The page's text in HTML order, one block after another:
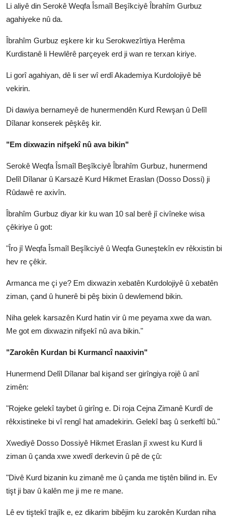
Li aliyê din Serokê Weqfa Îsmaîl Beşîkciyê Îbrahîm Gurbuz
agahiyeke nû da.
Îbrahîm Gurbuz eşkere kir ku Serokwezîrtiya Herêma
Kurdistanê li Hewlêrê parçeyek erd ji wan re terxan kiriye.
Li gorî agahiyan, dê li ser wî erdî Akademiya Kurdolojiyê bê
vekirin.
Di dawiya bernameyê de hunermendên Kurd Rewşan û Delîl
Dîlanar konserek pêşkêş kir.
"Em dixwazin nifşekî nû ava bikin"
Serokê Weqfa Îsmaîl Beşîkciyê Îbrahîm Gurbuz, hunermend
Delîl Dîlanar û Karsazê Kurd Hikmet Eraslan (Dosso Dossi) ji
Rûdawê re axivîn.
Îbrahîm Gurbuz diyar kir ku wan 10 sal berê jî civîneke wisa
çêkiriye û got:
"Îro jî Weqfa Îsmaîl Beşîkciyê û Weqfa Guneştekîn ev rêkxistin bi
hev re çêkir.
Armanca me çi ye? Em dixwazin xebatên Kurdolojiyê û xebatên
ziman, çand û hunerê bi pêş bixin û dewlemend bikin.
Niha gelek karsazên Kurd hatin vir û me peyama xwe da wan.
Me got em dixwazin nifşekî nû ava bikin."
"Zarokên Kurdan bi Kurmancî naaxivin"
Hunermend Delîl Dîlanar bal kişand ser girîngiya rojê û anî
zimên:
"Rojeke gelekî taybet û girîng e. Di roja Cejna Zimanê Kurdî de
rêkxistineke bi vî rengî hat amadekirin. Gelekî baş û serkeftî bû."
Xwediyê Dosso Dossiyê Hikmet Eraslan jî xwest ku Kurd li
ziman û çanda xwe xwedî derkevin û pê de çû:
"Divê Kurd bizanin ku zimanê me û çanda me tiştên bilind in. Ev
tişt ji bav û kalên me ji me re mane.
Lê ev tiştekî trajîk e, ez dikarim bibêjim ku zarokên Kurdan niha